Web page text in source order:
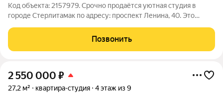
Код объекта: 2157979. Срочно продаётся уютная студия в
городе Стерлитамак по адресу: проспект Ленина, 40. Это
которые ценят комфорт и удобство. Квартира расположена на
4 этаже пятиэтажного
Позвонить
2 550 000 ₽
27,2 м² квартира-студия 4 этаж из 9